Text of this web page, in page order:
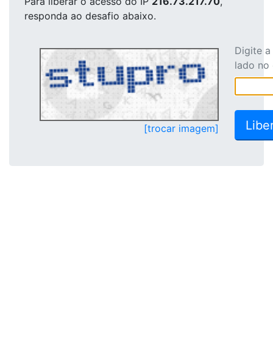
responda ao desafio abaixo.
[trocar imagem]
Digite
lado no